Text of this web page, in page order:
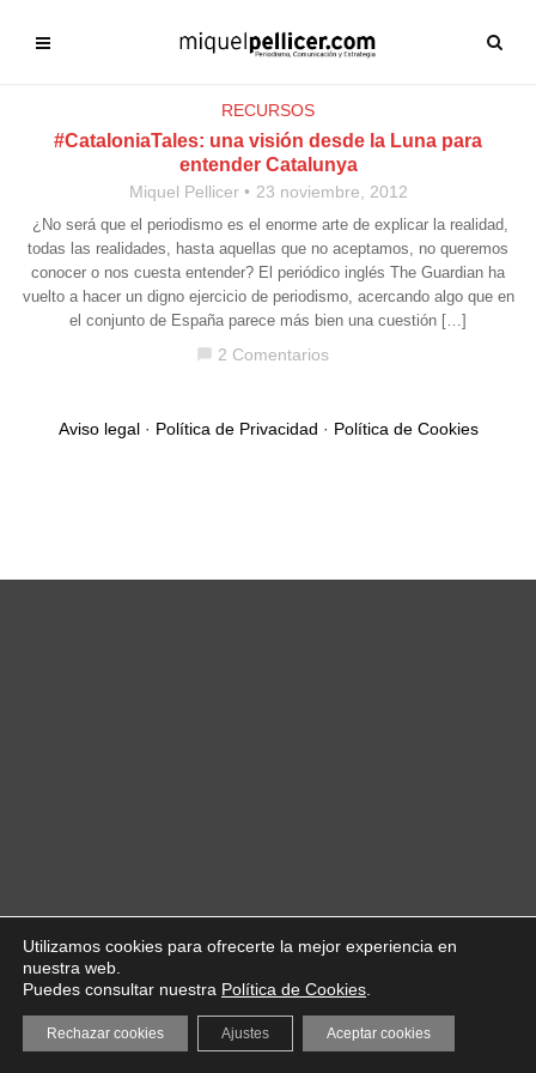
RECURSOS
#CataloniaTales: una visión desde la Luna para
entender Catalunya
Miquel Pellicer 23 noviembre, 2012
¿No será que el periodismo es el enorme arte de explicar la realidad,
todas las realidades, hasta aquellas que no aceptamos, no queremos
conocer o nos cuesta entender? El periódico inglés The Guardian ha
vuelto a hacer un digno ejercicio de periodismo, acercando algo que en
el conjunto de España parece más bien una cuestión […]
chat_bubble 2 Comentarios
Aviso legal· Política de Privacidad · Política de Cookies
Utilizamos cookies para ofrecerte la mejor experiencia en
nuestra web.
Puedes consultar nuestra Política de Cookies
Aceptar cookies
Rechazar cookies Ajustes